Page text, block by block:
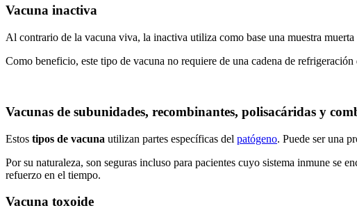
Vacuna inactiva
Al contrario de la vacuna viva, la inactiva utiliza como base una muestra
Como beneficio, este tipo de vacuna no requiere de una cadena de
Vacunas de subunidades, recombinantes, polisacáridas y
Estos tipos de vacuna utilizan partes específicas del patógeno. Puede ser una
Por su naturaleza, son seguras incluso para pacientes cuyo sistema inmune se
refuerzo en el tiempo.
Vacuna toxoide